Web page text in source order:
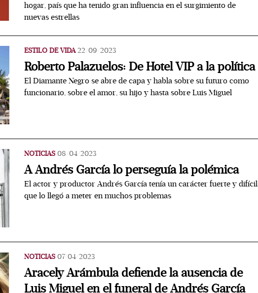
hogar, país que ha tenido gran influencia en el surgimiento de
nuevas estrellas
ESTILO DE VIDA 22/09/2023
Roberto Palazuelos: De Hotel VIP a la política
El Diamante Negro se abre de capa y habla sobre su futuro como
funcionario, sobre el amor, su hijo y hasta sobre Luis Miguel
NOTICIAS 08/04/2023
A Andrés García lo perseguía la polémica
El actor y productor Andrés García tenía un carácter fuerte y difícil
que lo llegó a meter en muchos problemas
NOTICIAS 07/04/2023
Aracely Arámbula defiende la ausencia de
Luis Miguel en el funeral de Andrés García